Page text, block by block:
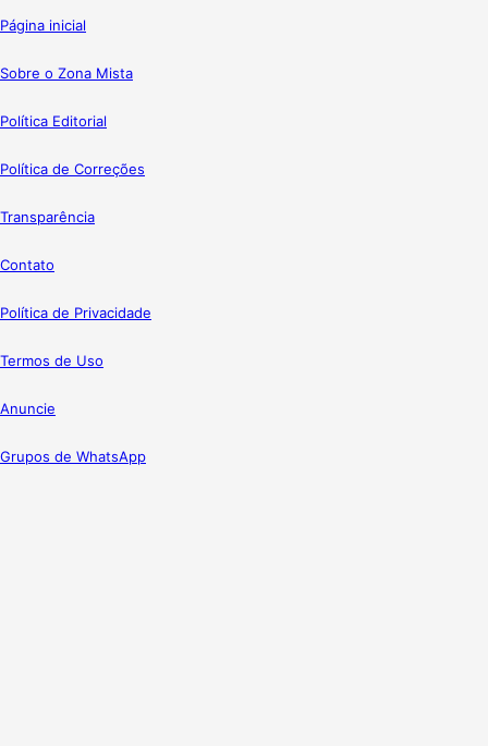
Página inicial
Sobre o Zona Mista
Política Editorial
Política de Correções
Transparência
Contato
Política de Privacidade
Termos de Uso
Anuncie
Grupos de WhatsApp